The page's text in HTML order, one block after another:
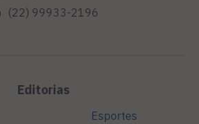
(22) 99933-2196
Editorias
Esportes